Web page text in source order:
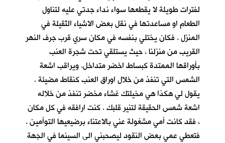
لفترات طويلة لا يقطعها سواء نداء جدتي عليه لتناول
الطعام او مساعدتها في نقل بعض الاشياء الثقيلة في
المنزل . فكان يختلي بنفسه في مكان سري قرب جرف النهر
القريب من منزلنا ، حيث يستلقي تحت شجرة العنب
بأوراقها الممتدة كبساط اخضر متداخل. ويراقب اشعة
الشمس التي تنفذ من خلال اوراق العنب كنقاط مضيئة .
يقول لي هكذا هي مخيلتك غشاء مخضر تنفذ من خلاله
اشعة شمس الحقيقة لتنير قلبك . كنت ارافقه في كل مكان
، فقد كانت أمي مشغولة عني بالاعتناء برضيعيها التوأمين .
فتعطي عمي بعض النقود ليصحبني الى السينما في الجهة